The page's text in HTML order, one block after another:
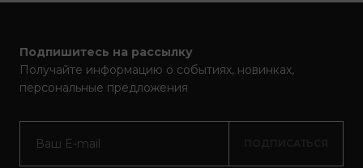
Подпишитесь на рассылку
Получайте информацию о событиях, новинках,
персональные предложения